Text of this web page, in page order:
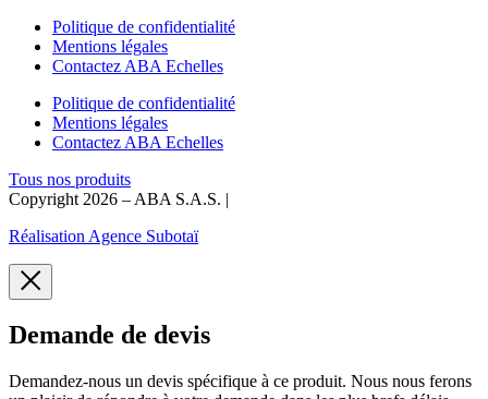
Politique de confidentialité
Mentions légales
Contactez ABA Echelles
Politique de confidentialité
Mentions légales
Contactez ABA Echelles
Tous nos produits
Copyright 2026 – ABA S.A.S. |
Réalisation Agence Subotaï
Demande de devis
Demandez-nous un devis spécifique à ce produit. Nous nous ferons